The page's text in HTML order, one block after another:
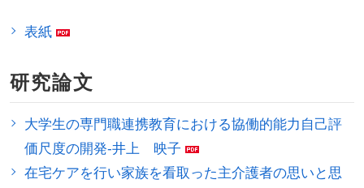
表紙
研究論文
大学生の専門職連携教育における協働的能力自己評
価尺度の開発-井上 映子
在宅ケアを行い家族を看取った主介護者の思いと思